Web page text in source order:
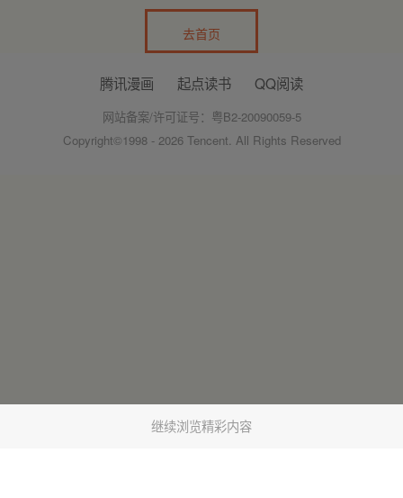
去首页
继续浏览精彩内容
腾讯漫画 起点读书 QQ阅读
网站备案/许可证号：粤B2-20090059-5
Copyright©1998 - 2026 Tencent. All Rights Reserved